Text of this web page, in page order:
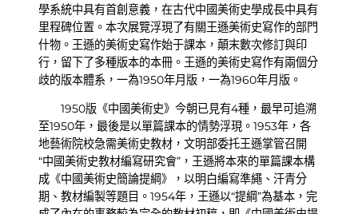
學系統中具有首創意義，在古代中國美術史學成長中具有
里程碑位置。本次展覽浮現了有關王遜美術史寫作的部門
什物。王遜的美術史寫作始于課本，顛末數次修訂與印
行，留下了多種版本的本冊。王遜的美術史寫作有兩個分
歧的版本體系，一為1950年月版，一為1960年月版。
1950版《中國美術史》今朝已見有4種，最早可追溯
至1950年，最後是以單篇課本的情勢浮現。1953年，各
地藝術院校急需美術史教材，文明部委托王遜掌管召開
“中國美術史教材編寫研究會”，王遜將本來的單篇課本構
成《中國美術史簡論提綱》，以明白編寫準繩、汗青分
期、教材編製等題目。1954年，王遜以“提綱”為基本，完